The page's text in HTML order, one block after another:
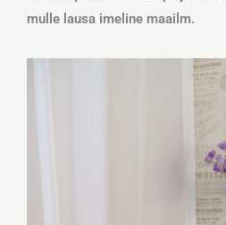
mulle lausa imeline maailm.